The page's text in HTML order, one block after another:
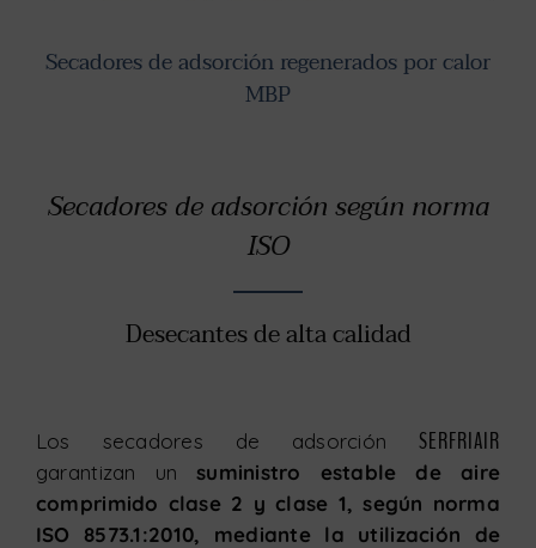
Secadores de adsorción regenerados por calor
MBP
Secadores de adsorción según norma
ISO
Desecantes de alta calidad
Los secadores de adsorciónSERFRIAIR
garantizan unsuministro estable de aire
comprimido clase 2 y clase 1, según norma
ISO 8573.1:2010, mediante la utilización de